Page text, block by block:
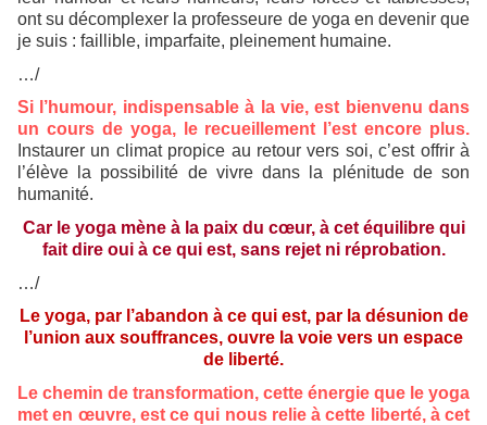
ont su décomplexer la professeure de yoga en devenir que
je suis : faillible, imparfaite, pleinement humaine.
…/
Si l’humour, indispensable à la vie, est bienvenu dans
un cours de yoga, le recueillement l’est encore plus.
Instaurer un climat propice au retour vers soi, c’est offrir à
l’élève la possibilité de vivre dans la plénitude de son
humanité.
Car le yoga mène à la paix du cœur, à cet équilibre qui
fait dire oui à ce qui est, sans rejet ni réprobation.
…/
Le yoga, par l’abandon à ce qui est, par la désunion de
l’union aux souffrances, ouvre la voie vers un espace
de liberté.
Le chemin de transformation, cette énergie que le yoga
met en œuvre, est ce qui nous relie à cette liberté, à cet